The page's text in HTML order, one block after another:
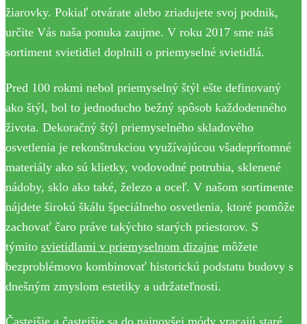
žiarovky. Pokiaľ otvárate alebo zriadujete svoj podnik,
určite Vás naša ponuka zaujme. V roku 2017 sme náš
sortiment svietidiel doplnili o priemyselné svietidlá.
Pred 100 rokmi nebol priemyselný štýl ešte definovaný
ako štýl, bol to jednoducho bežný spôsob každodenného
života. Dekoračný štýl priemyselného skladového
osvetlenia je rekonštrukciou využívajúcou všadeprítomné
materiály ako sú klietky, vodovodné potrubia, sklenené
nádoby, sklo ako také, železo a oceľ. V našom sortimente
nájdete širokú škálu špeciálneho osvetlenia, ktoré pomôže
zachovať čaro práve takýchto starých priestorov. S
týmito svietidlami v priemyselnom dizajne môžete
bezproblémovo kombinovať historickú podstatu budovy s
dnešným zmyslom estetiky a udržateľnosti.